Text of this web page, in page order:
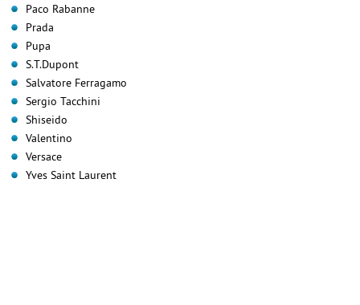
Paco Rabanne
Prada
Pupa
S.T.Dupont
Salvatore Ferragamo
Sergio Tacchini
Shiseido
Valentino
Versace
Yves Saint Laurent